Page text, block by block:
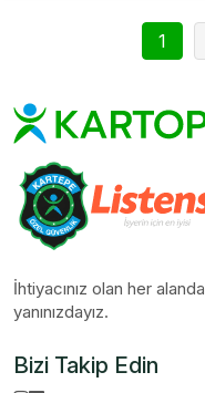
1
İhtiyacınız olan her alanda
yanınızdayız.
Bizi Takip Edin